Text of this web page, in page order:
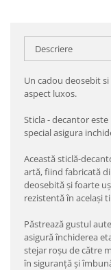
Descriere
Un cadou deosebit
aspect luxos.
Sticla - decantor
special asigura
Această sticlă-
artă, fiind fabricată
deosebită și foarte
rezistentă în același
Păstrează gustul
asigură închiderea
stejar roșu de către
în siguranță și